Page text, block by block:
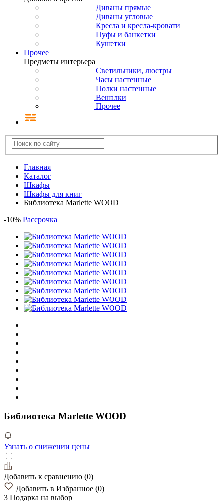
Диваны прямые
Диваны угловые
Кресла и кресла-кровати
Пуфы и банкетки
Кушетки
Прочее
Предметы интерьера
Светильники, люстры
Часы настенные
Полки настенные
Вешалки
Прочее
Главная
Каталог
Шкафы
Шкафы для книг
Библиотека Marlette WOOD
-10% Рассрочка
Библиотека Marlette WOOD
Узнать о снижении цены
Добавить к сравнению (0)
Добавить в Избранное (0)
3 Подарка на выбор